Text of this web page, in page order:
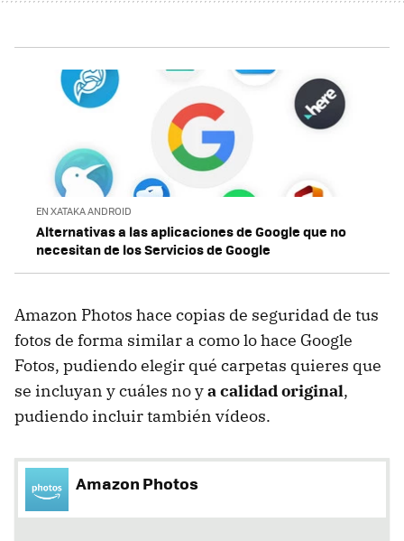
EN XATAKA ANDROID
Alternativas a las aplicaciones de Google que no
necesitan de los Servicios de Google
Amazon Photos hace copias de seguridad de tus
fotos de forma similar a como lo hace Google
Fotos, pudiendo elegir qué carpetas quieres que
se incluyan y cuáles no ya calidad original,
pudiendo incluir también vídeos.
Amazon Photos